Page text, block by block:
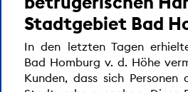
Stadtgebiet Bad
In den letzten Tagen
Bad Homburg v. d. Höhe
Kunden, dass sich
Im Notfall erreichen
folgendem Kontakt:
Notrufnummer: 06172 4013 0